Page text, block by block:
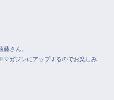
さん。
マガジンにアップするのでお楽しみ